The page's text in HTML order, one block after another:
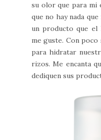
su olor que para mi
que no hay nada
un producto que el
me guste. Con
para hidratar
rizos. Me encanta
dediquen sus